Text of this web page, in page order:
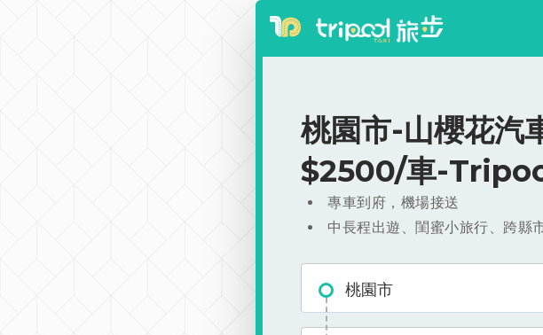
桃園市-山櫻花汽
$2500/車-
專車到府，機場接送
中長程出遊、閨蜜小旅行、跨縣
桃園市